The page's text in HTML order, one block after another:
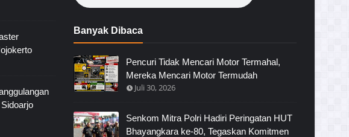
Banyak Dibaca
Pencuri Tidak Mencari Motor Termahal,
Mereka Mencari Motor Termudah
Juli 30, 2026
Senkom Mitra Polri Hadiri Peringatan HUT
Bhayangkara ke-80, Tegaskan Komitmen